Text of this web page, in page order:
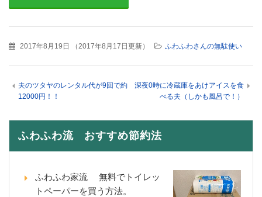
2017年8月19日 （2017年8月17日更新） ふわふわさんの無駄使い
夫のツタヤのレンタル代が9回で約
12000円！！
深夜0時に冷蔵庫をあけアイスを食
べる夫（しかも風呂で！）
ふわふわ流 おすすめ節約法
ふわふわ家流 無料でトイレッ
トペーパーを買う方法。